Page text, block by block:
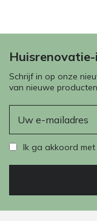
Schrijf in op onze
van nieuwe
Ik ga akkoord